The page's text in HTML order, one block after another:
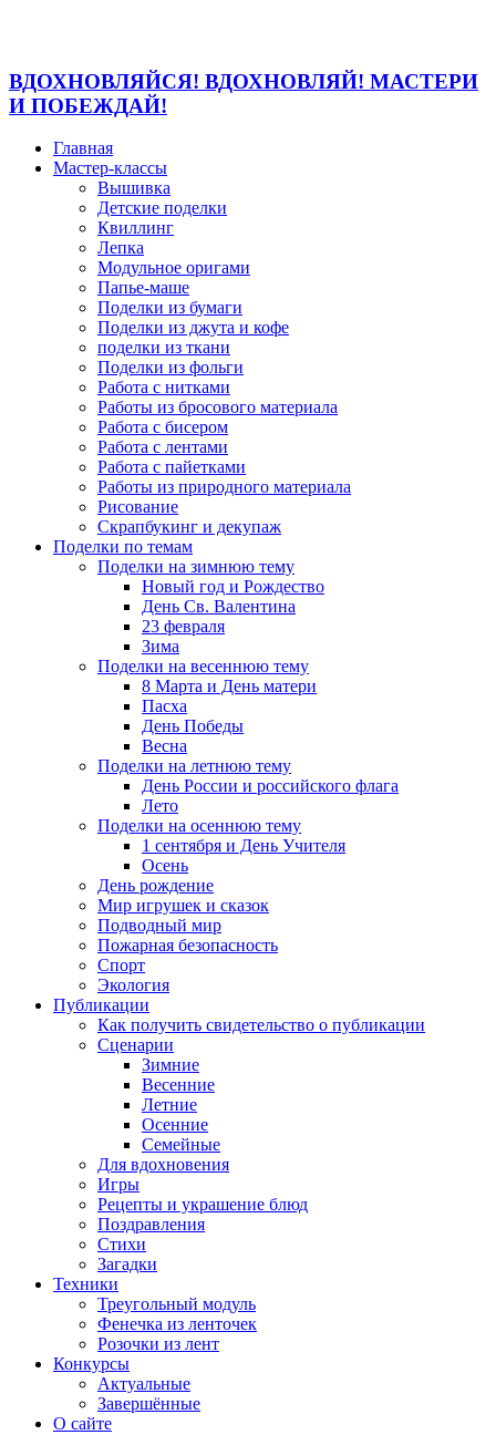
ВДОХНОВЛЯЙСЯ! ВДОХНОВЛЯЙ! МАСТЕРИ
И ПОБЕЖДАЙ!
Главная
Мастер-классы
Вышивка
Детские поделки
Квиллинг
Лепка
Модульное оригами
Папье-маше
Поделки из бумаги
Поделки из джута и кофе
поделки из ткани
Поделки из фольги
Работа с нитками
Работы из бросового материала
Работа с бисером
Работа с лентами
Работа с пайетками
Работы из природного материала
Рисование
Скрапбукинг и декупаж
Поделки по темам
Поделки на зимнюю тему
Новый год и Рождество
День Св. Валентина
23 февраля
Зима
Поделки на весеннюю тему
8 Марта и День матери
Пасха
День Победы
Весна
Поделки на летнюю тему
День России и российского флага
Лето
Поделки на осеннюю тему
1 сентября и День Учителя
Осень
День рождение
Мир игрушек и сказок
Подводный мир
Пожарная безопасность
Спорт
Экология
Публикации
Как получить свидетельство о публикации
Сценарии
Зимние
Весенние
Летние
Осенние
Семейные
Для вдохновения
Игры
Рецепты и украшение блюд
Поздравления
Стихи
Загадки
Техники
Треугольный модуль
Фенечка из ленточек
Розочки из лент
Конкурсы
Актуальные
Завершённые
О сайте